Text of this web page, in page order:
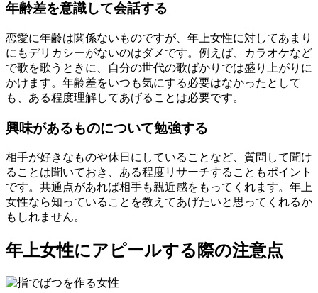
年齢差を意識して会話する
恋愛に年齢は関係ないものですが、年上女性に対してあまり
にもデリカシーがないのはダメです。例えば、カラオケなど
で歌を歌うときに、自分の世代の歌ばかりでは盛り上がりに
かけます。年齢差をいつも気にする必要はなかったとして
も、ある程度理解してあげることは必要です。
興味があるものについて勉強する
相手が好きなものや休日にしていることなど、質問して聞け
ることは聞いておき、ある程度リサーチすることもポイント
です。共通点があれば相手も親近感をもってくれます。年上
女性なら知っていることを教えてあげたいと思ってくれるか
もしれません。
年上女性にアピールする際の注意点